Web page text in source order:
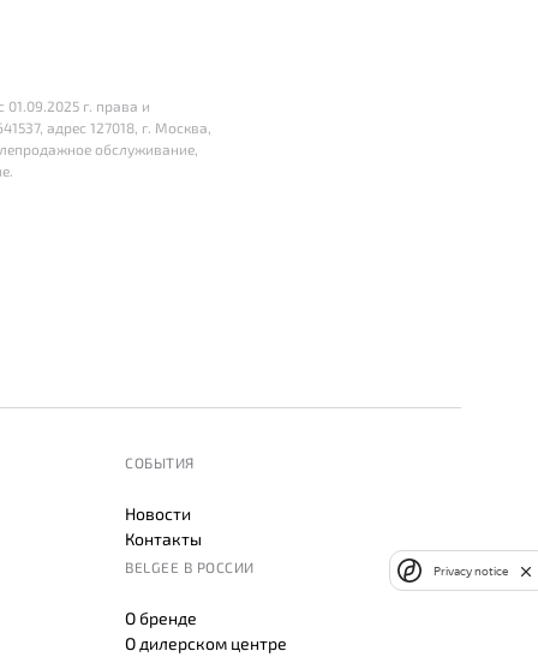
г. права и
адрес 127018, г. Москва,
обслуживание,
СОБЫТИЯ
Новости
Контакты
BELGEE В РОССИИ
О бренде
О дилерском центре
Privacy notice